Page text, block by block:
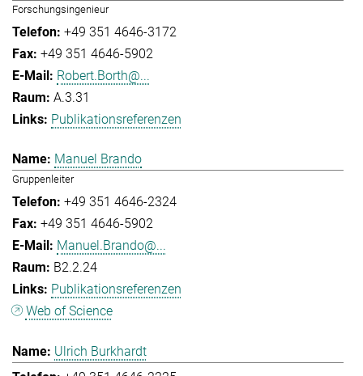
Forschungsingenieur
+49 351 4646-3172
+49 351 4646-5902
Robert.Borth@...
A.3.31
Publikationsreferenzen
Manuel Brando
Gruppenleiter
+49 351 4646-2324
+49 351 4646-5902
Manuel.Brando@...
B2.2.24
Publikationsreferenzen
Web of Science
Ulrich Burkhardt